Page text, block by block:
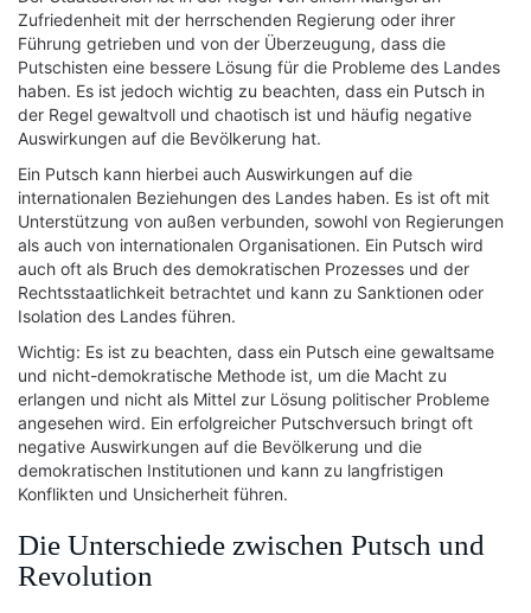
Zufriedenheit mit der herrschenden Regierung oder ihrer
Führung getrieben und von der Überzeugung, dass die
Putschisten eine bessere Lösung für die Probleme des Landes
haben. Es ist jedoch wichtig zu beachten, dass ein Putsch in
der Regel gewaltvoll und chaotisch ist und häufig negative
Auswirkungen auf die Bevölkerung hat.
Ein Putsch kann hierbei auch Auswirkungen auf die
internationalen Beziehungen des Landes haben. Es ist oft mit
Unterstützung von außen verbunden, sowohl von Regierungen
als auch von internationalen Organisationen. Ein Putsch wird
auch oft als Bruch des demokratischen Prozesses und der
Rechtsstaatlichkeit betrachtet und kann zu Sanktionen oder
Isolation des Landes führen.
Wichtig: Es ist zu beachten, dass ein Putsch eine gewaltsame
und nicht-demokratische Methode ist, um die Macht zu
erlangen und nicht als Mittel zur Lösung politischer Probleme
angesehen wird. Ein erfolgreicher Putschversuch bringt oft
negative Auswirkungen auf die Bevölkerung und die
demokratischen Institutionen und kann zu langfristigen
Konflikten und Unsicherheit führen.
Die Unterschiede zwischen Putsch und
Revolution